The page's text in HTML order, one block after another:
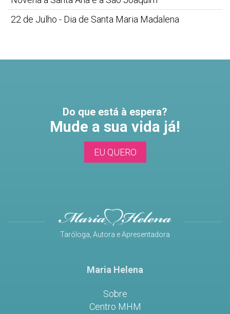
22 de Julho - Dia de Santa Maria Madalena
Do que está à espera?
Mude a sua vida já!
EU QUERO
Taróloga, Autora e Apresentadora
Maria Helena
Sobre
Centro MHM